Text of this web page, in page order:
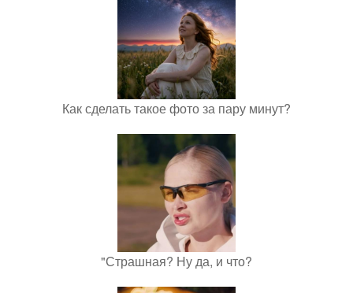
Как сделать такое фото за пару минут?
"Страшная? Ну да, и что?